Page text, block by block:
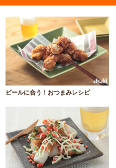
ビールに合う！おつまみレシピ